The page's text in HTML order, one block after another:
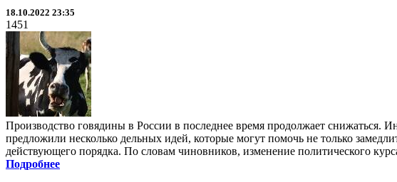
18.10.2022 23:35
1451
Производство говядины в России в последнее время продолжает снижаться.
предложили несколько дельных идей, которые могут помочь не только
действующего порядка. По словам чиновников, изменение политического
Подробнее